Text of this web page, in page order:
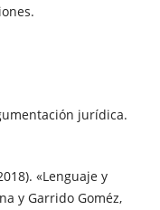
jurídica.
«Lenguaje y
y Garrido Goméz,